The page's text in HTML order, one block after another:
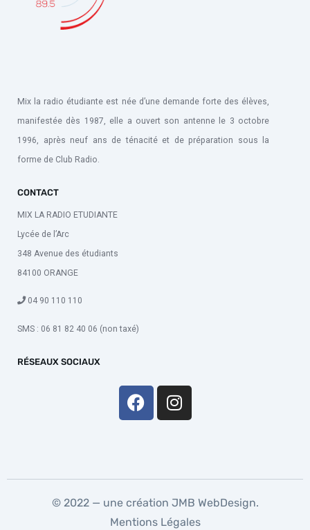
Mix la radio étudiante est née d’une demande forte des élèves,
manifestée dès 1987, elle a ouvert son antenne le 3 octobre
1996, après neuf ans de ténacité et de préparation sous la
forme de Club Radio.
CONTACT
MIX LA RADIO ETUDIANTE
Lycée de l’Arc
348 Avenue des étudiants
84100 ORANGE
04 90 110 110
SMS : 06 81 82 40 06 (non taxé)
RÉSEAUX SOCIAUX
© 2022 — une création JMB WebDesign.
Mentions Légales